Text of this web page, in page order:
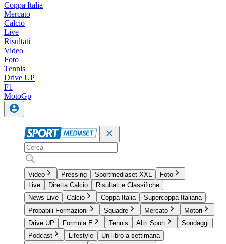
Coppa Italia
Mercato
Calcio
Live
Risultati
Video
Foto
Tennis
Drive UP
F1
MotoGp
Video Pressing Sportmediaset XXL
Foto
Live
Diretta Calcio
Risultati e Classifiche
News Live
Calcio Coppa Italia
Supercoppa Italiana
Probabili Formazioni
Squadre Mercato
Motori
Drive UP
Formula E Tennis Altri Sport
Sondaggi
Podcast
Lifestyle
Un libro a settimana